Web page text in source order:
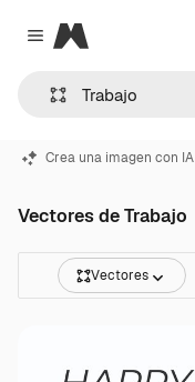
Close menu
Magnific
Crea una imagen con IA
Vectores de Trabajo
Vectores